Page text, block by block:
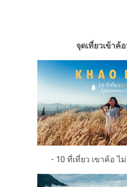
จุดเที่ยวเข้าค้
- 10 ที่เที่ยว เขาค้อ ไ